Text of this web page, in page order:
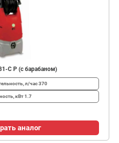
C P (с барабаном)
л/час370
кВт1.7
аналог